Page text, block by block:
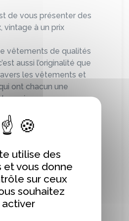
de vous présenter des
vintage à un prix
vêtements de qualités
aussi l’originalité que
les vêtements et
ont chacun une
un vécu.
pépites qui feront le
est une véritable
partager ces trouvailles et
les amateurs de
trouver leur bonheur qui
de développer
Caen.
utilise des
et vous donne
sur ceux
souhaitez
activer